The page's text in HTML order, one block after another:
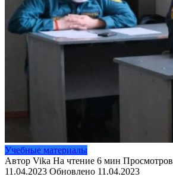
Учебные материалы
Автор Vika На чтение 6 мин Просмотров
11.04.2023 Обновлено 11.04.2023